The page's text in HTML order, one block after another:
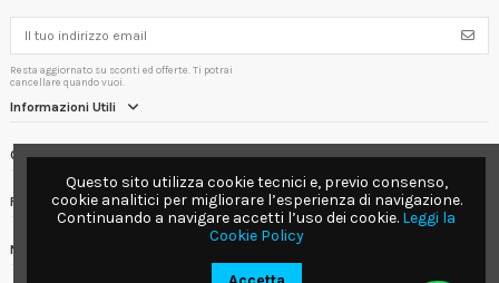
Resta aggiornato su sconti ed offerte. Ti potrai
cancellare quando vuoi.
Informazioni Utili
Contact us
Follow us
Newsletter
Questo sito utilizza cookie tecnici e, previo consenso,
cookie analitici per migliorare l’esperienza di navigazione.
Continuando a navigare accetti l’uso dei cookie. Leggi la
Cookie Policy